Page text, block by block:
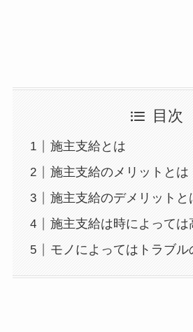
目次
施主支給とは
施主支給のメリットとは
施主支給のデメリットと
施主支給は時によっては
モノによってはトラブル